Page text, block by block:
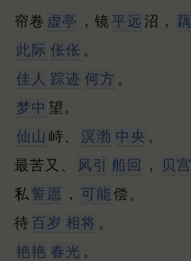
帘卷 虚亭 ，镜 平远 沼， 藕
此际 伥伥 。
佳人 踪迹 何方 。
梦中 望。
仙山 峙、 溟渤 中央 。
最苦又、
风引 船回 ， 贝宫
私 誓愿 ， 可能 偿。
待 百岁 相将 。
艳艳 春光 。